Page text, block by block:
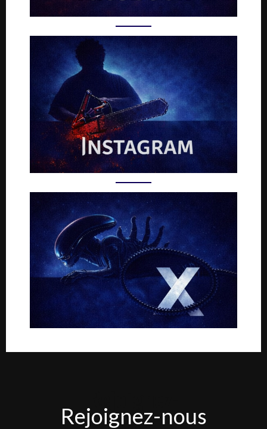
nous
Rejoignez-nous